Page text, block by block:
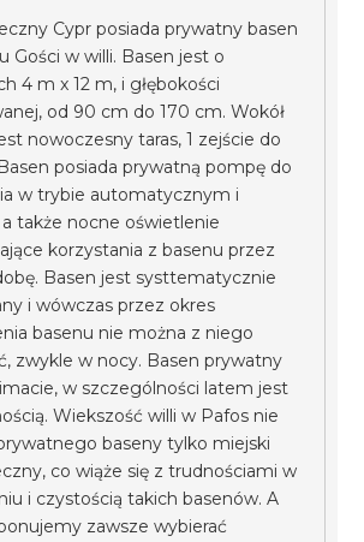
Cypr posiada prywatny basen
Gości w willi. Basen jest o
4 m x 12 m, i głębokości
od 90 cm do 170 cm. Wokół
nowoczesny taras, 1 zejście do
posiada prywatną pompę do
w trybie automatycznym i
a także nocne oświetlenie
korzystania z basenu przez
Basen jest systtematycznie
i wówczas przez okres
basenu nie można z niego
zwykle w nocy. Basen prywatny
w szczególności latem jest
Wiekszość willi w Pafos nie
baseny tylko miejski
co wiąże się z trudnościami w
i czystością takich basenów. A
zawsze wybierać